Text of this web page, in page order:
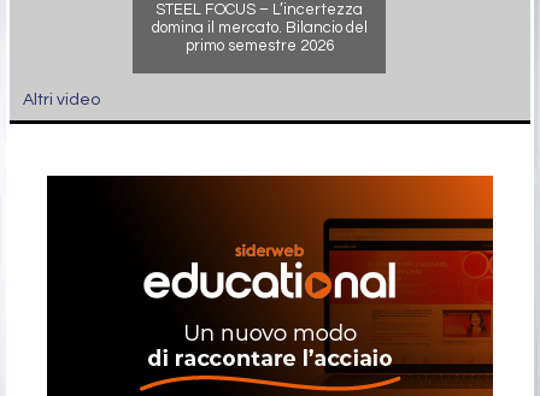
STEEL FOCUS – L’incertezza
domina il mercato. Bilancio del
primo semestre 2026
Altri video